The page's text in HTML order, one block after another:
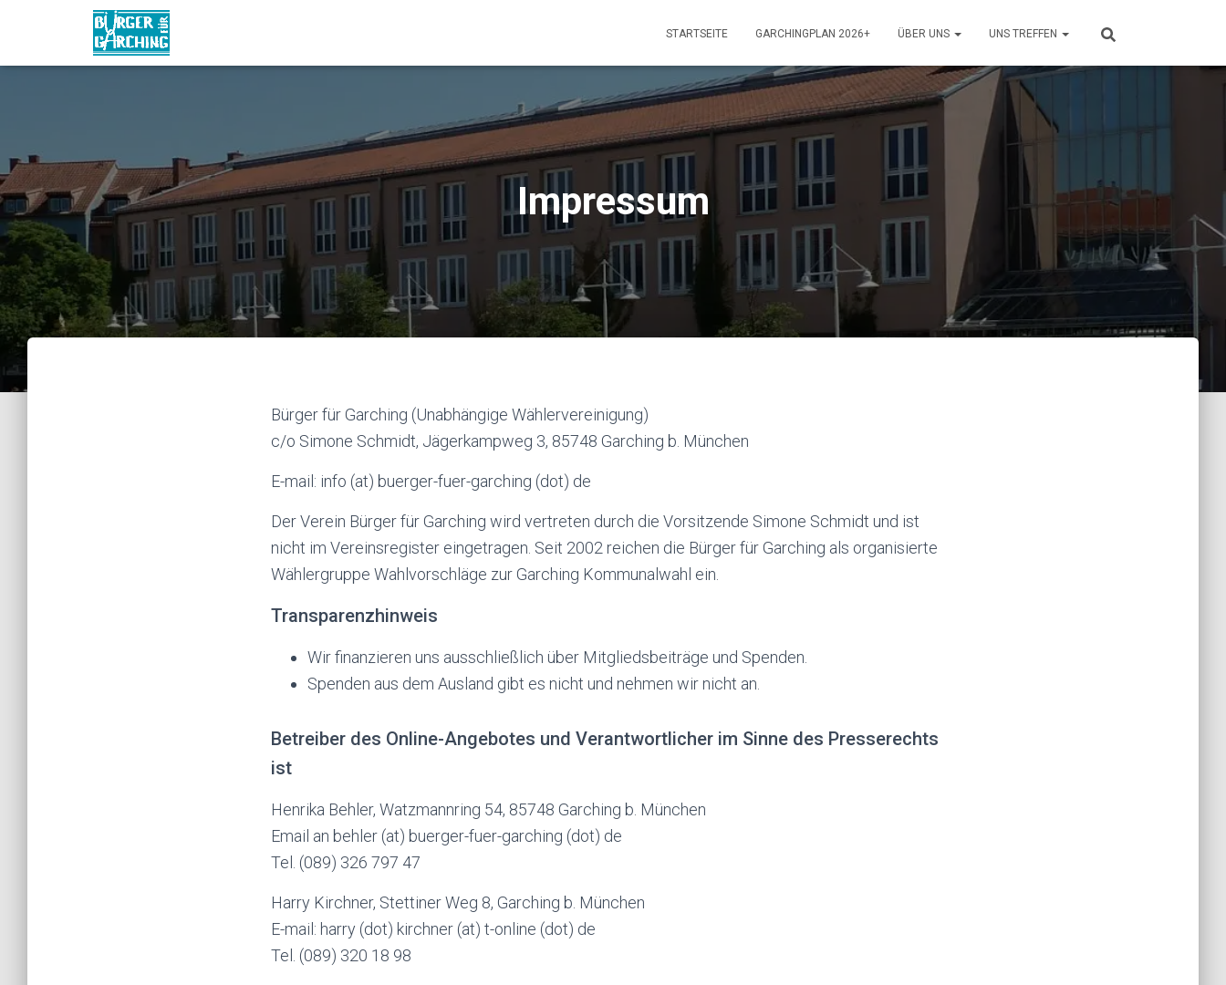
STARTSEITE GARCHINGPLAN 2026+ ÜBER UNS UNS TREFFEN
Impressum
Bürger für Garching (Unabhängige Wählervereinigung)
c/o Simone Schmidt, Jägerkampweg 3, 85748 Garching b. München
E-mail: info (at) buerger-fuer-garching (dot) de
Der Verein Bürger für Garching wird vertreten durch die Vorsitzende Simone Schmidt und ist
nicht im Vereinsregister eingetragen. Seit 2002 reichen die Bürger für Garching als organisierte
Wählergruppe Wahlvorschläge zur Garching Kommunalwahl ein.
Transparenzhinweis
Wir finanzieren uns ausschließlich über Mitgliedsbeiträge und Spenden.
Spenden aus dem Ausland gibt es nicht und nehmen wir nicht an.
Betreiber des Online-Angebotes und Verantwortlicher im Sinne des Presserechts
ist
Henrika Behler, Watzmannring 54, 85748 Garching b. München
Email an behler (at) buerger-fuer-garching (dot) de
Tel. (089) 326 797 47
Harry Kirchner, Stettiner Weg 8, Garching b. München
E-mail: harry (dot) kirchner (at) t-online (dot) de
Tel. (089) 320 18 98